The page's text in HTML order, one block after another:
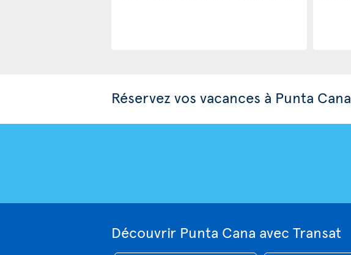
Réservez vos vacances à Punta Cana
Découvrir Punta Cana avec Transat